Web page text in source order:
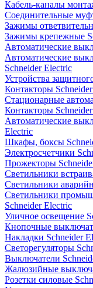
Кабель-каналы
Соединительные
Зажимы
Зажимы крепежные
Автоматические
Автоматические
Schneider Electric
Устройства
Контакторы
Стационарные
Контакторы
Автоматические
Electric
Шкафы, боксы
Электросчетчики
Прожекторы
Светильники
Светильники
Светильники
Schneider Electric
Уличное освещение
Кнопочные
Накладки Schneider
Светорегуляторы
Выключатели
Жалюзийные
Розетки силовые